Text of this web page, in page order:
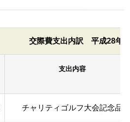
交際費支出内訳 平成28年
支出内容
チャリティゴルフ大会記念品